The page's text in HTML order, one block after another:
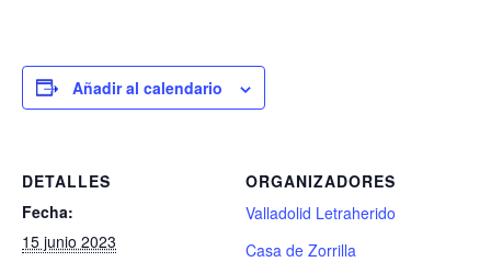
Añadir al calendario
DETALLES
Fecha:
15 junio 2023
ORGANIZADORES
Valladolid Letraherido
Casa de Zorrilla